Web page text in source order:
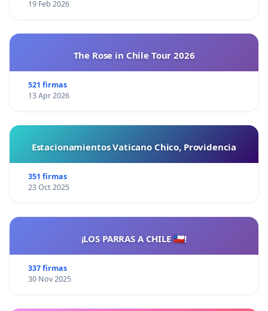
19 Feb 2026
The Rose in Chile Tour 2026
521 firmas
13 Apr 2026
Estacionamientos Vaticano Chico, Providencia
351 firmas
23 Oct 2025
¡LOS PARRAS A CHILE 🇨🇱!
337 firmas
30 Nov 2025